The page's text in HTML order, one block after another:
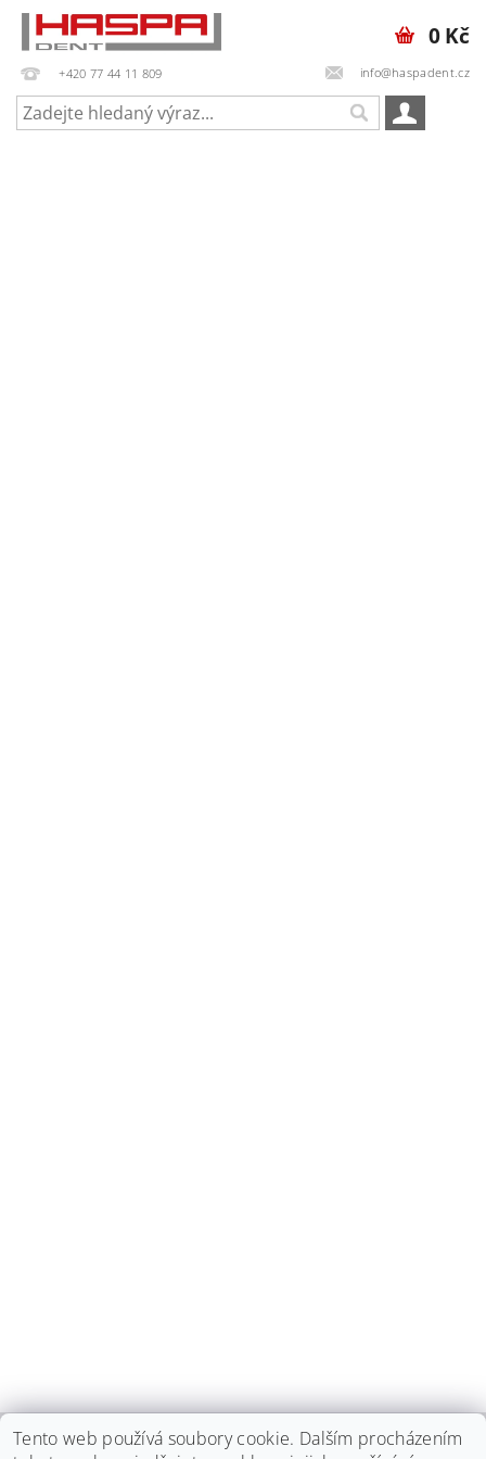
+420 77 44 11 809 info@haspadent.cz
0 Kč
Tento web používá soubory cookie. Dalším procházením